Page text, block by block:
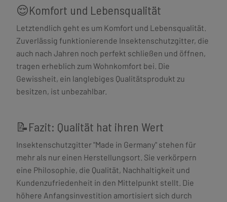
😌Komfort und Lebensqualität
Letztendlich geht es um Komfort und Lebensqualität.
Zuverlässig funktionierende Insektenschutzgitter, die
auch nach Jahren noch perfekt schließen und öffnen,
tragen erheblich zum Wohnkomfort bei. Die
Gewissheit, ein langlebiges Qualitätsprodukt zu
besitzen, ist unbezahlbar.
📝Fazit: Qualität hat ihren Wert
Insektenschutzgitter "Made in Germany" stehen für
mehr als nur einen Herstellungsort. Sie verkörpern
eine Philosophie, die Qualität, Nachhaltigkeit und
Kundenzufriedenheit in den Mittelpunkt stellt. Die
höhere Anfangsinvestition amortisiert sich durch